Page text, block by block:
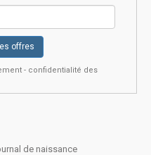
offres
- confidentialité des
de naissance